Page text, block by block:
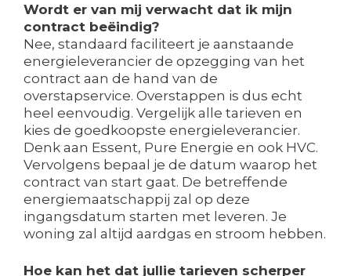
Wordt er van mij verwacht dat ik mijn
contract beëindig?
Nee, standaard faciliteert je aanstaande
energieleverancier de opzegging van het
contract aan de hand van de
overstapservice. Overstappen is dus echt
heel eenvoudig. Vergelijk alle tarieven en
kies de goedkoopste energieleverancier.
Denk aan Essent, Pure Energie en ook HVC.
Vervolgens bepaal je de datum waarop het
contract van start gaat. De betreffende
energiemaatschappij zal op deze
ingangsdatum starten met leveren. Je
woning zal altijd aardgas en stroom hebben.
Hoe kan het dat jullie tarieven scherper